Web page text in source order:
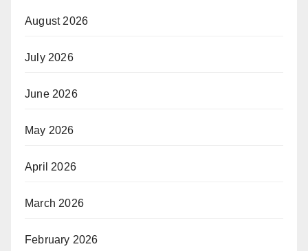
August 2026
July 2026
June 2026
May 2026
April 2026
March 2026
February 2026